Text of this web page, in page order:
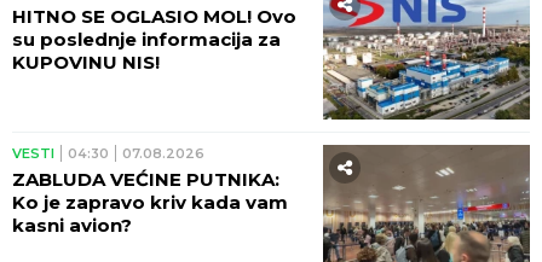
HITNO SE OGLASIO MOL! Ovo
su poslednje informacija za
KUPOVINU NIS!
VESTI 04:30 07.08.2026
ZABLUDA VEĆINE PUTNIKA:
Ko je zapravo kriv kada vam
kasni avion?